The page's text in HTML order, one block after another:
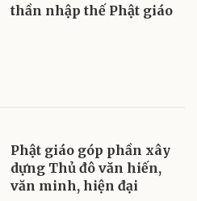
thần nhập thế Phật giáo
Phật giáo góp phần xây
dựng Thủ đô văn hiến,
văn minh, hiện đại